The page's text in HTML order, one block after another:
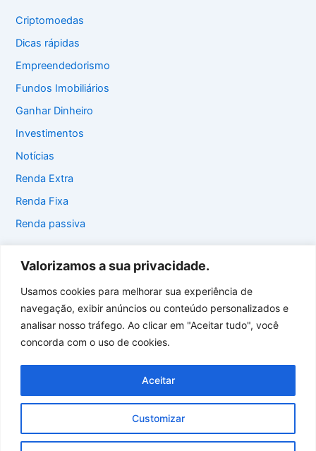
Valorizamos a sua privacidade.
Usamos cookies para melhorar sua experiência de
navegação, exibir anúncios ou conteúdo personalizados e
analisar nosso tráfego. Ao clicar em "Aceitar tudo", você
concorda com o uso de cookies.
Customizar
Aceitar
Criptomoedas
Dicas rápidas
Empreendedorismo
Fundos Imobiliários
Ganhar Dinheiro
Investimentos
Notícias
Renda Extra
Renda Fixa
Renda passiva
Início
Contato
Sobre o site
Termos de uso
Política de privacidade
Copyright © 2026 | Todos os Direitos Reservados - Dinheiro